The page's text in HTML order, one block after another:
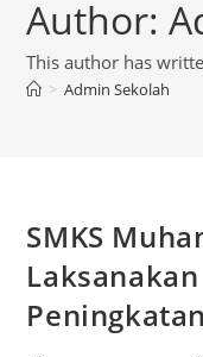
Author:
This author has
> Admin Sekolah
SMKS